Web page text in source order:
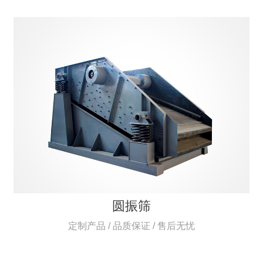
圆振筛
定制产品 / 品质保证 / 售后无忧